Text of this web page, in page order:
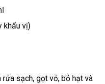
khẩu vị)
sạch, gọt vỏ, bỏ hạt và